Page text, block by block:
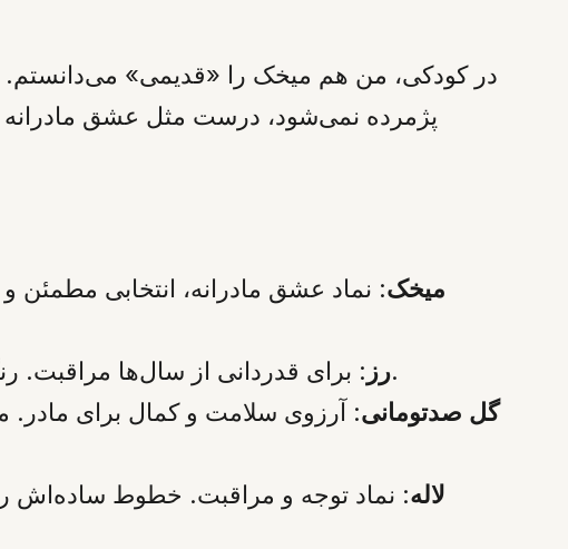
در کودکی، من هم میخک را «قدیمی» می‌دانستم.
میخک: نماد عشق مادرانه، انتخابی
رز: برای قدردانی از سال‌ها مراقبت. رنگ‌های صورتی و هلویی را انتخاب کنید؛ نه به سنگینی رز قرمز، اما بسیار صمیمی‌تر.
گل صدتومانی: آرزوی سلامت و کمال برای
لاله: نماد توجه و مراقبت. خطوط ساده‌اش